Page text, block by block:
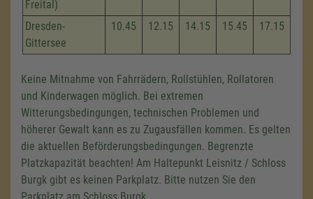
Freital)
Dresden-
Gittersee
10.45 12.15 14.15 15.45 17.15
Keine Mitnahme von Fahrrädern, Rollstühlen, Rollatoren
und Kinderwagen möglich. Bei extremen
Witterungsbedingungen, technischen Problemen und
höherer Gewalt kann es zu Zugausfällen kommen. Es gelten
die aktuellen Beförderungsbedingungen. Begrenzte
Platzkapazität beachten! Am Haltepunkt Leisnitz / Schloss
Burgk gibt es keinen Parkplatz. Bitte nutzen Sie den